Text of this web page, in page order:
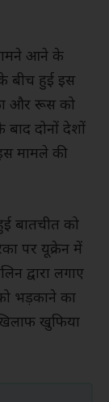
आने के
बीच हुई इस
और रूस को
दोनों देशों
मामले की
बातचीत को
पर यूक्रेन में
द्वारा लगाए
भड़काने का
खुफिया